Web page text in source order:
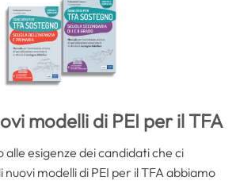
modelli di PEI per il TFA
esigenze dei candidati che ci
modelli di PEI per il TFA abbiamo